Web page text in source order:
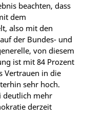
beachten, dass
dem
also mit den
der Bundes- und
von diesem
ist mit 84 Prozent
Vertrauen in die
sehr hoch.
deutlich mehr
derzeit